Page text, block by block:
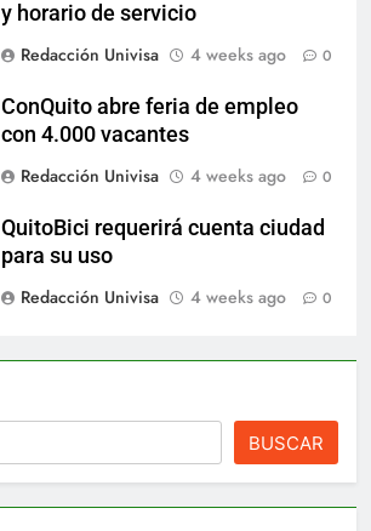
y horario de servicio
Redacción Univisa
4 weeks ago 0
ConQuito abre feria de empleo
con 4.000 vacantes
Redacción Univisa
4 weeks ago 0
QuitoBici requerirá cuenta ciudad
para su uso
Redacción Univisa
4 weeks ago 0
BUSCAR